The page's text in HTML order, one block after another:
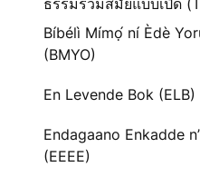
ธรรมร่วมสมัยแบบเปิด
Bíbélì Mímọ́ ní Èdè
(BMYO)
En Levende Bok (ELB)
Endagaano Enkadde
(EEEE)